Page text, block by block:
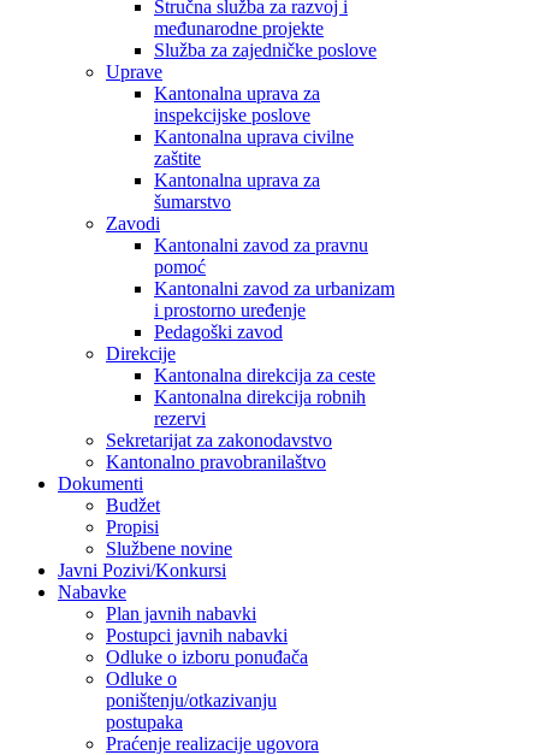
Stručna služba za razvoj i
međunarodne projekte
Služba za zajedničke poslove
Uprave
Kantonalna uprava za
inspekcijske poslove
Kantonalna uprava civilne
zaštite
Kantonalna uprava za
šumarstvo
Zavodi
Kantonalni zavod za pravnu
pomoć
Kantonalni zavod za urbanizam
i prostorno uređenje
Pedagoški zavod
Direkcije
Kantonalna direkcija za ceste
Kantonalna direkcija robnih
rezervi
Sekretarijat za zakonodavstvo
Kantonalno pravobranilaštvo
Dokumenti
Budžet
Propisi
Službene novine
Javni Pozivi/Konkursi
Nabavke
Plan javnih nabavki
Postupci javnih nabavki
Odluke o izboru ponuđača
Odluke o
poništenju/otkazivanju
postupaka
Praćenje realizacije ugovora